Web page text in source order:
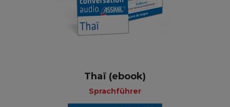
Thaï (ebook)
Sprachführer